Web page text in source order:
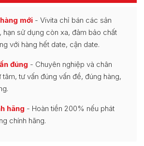
mới - Vivita chỉ bán các sản
hạn sử dụng còn xa, đảm bảo chất
với hàng hết date, cận date.
đúng - Chuyên nghiệp và chân
tâm, tư vấn đúng vấn đề, đúng hàng,
hãng - Hoàn tiền 200% nếu phát
chính hãng.